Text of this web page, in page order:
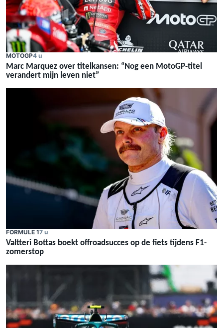
MOTOGP4 u
Marc Marquez over titelkansen: “Nog een MotoGP-titel
verandert mijn leven niet”
FORMULE 17 u
Valtteri Bottas boekt offroadsucces op de fiets tijdens F1-
zomerstop